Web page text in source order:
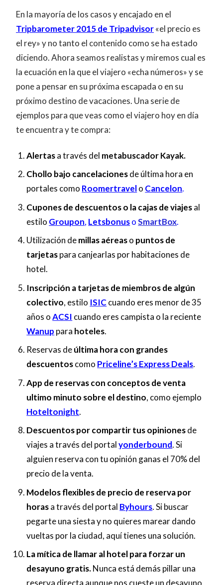
En la mayoría de los casos y encajado en el
Tripbarometer 2015 de Tripadvisor«el precio es
el rey» y no tanto el contenido como se ha estado
diciendo. Ahora seamos realistas y miremos cual es
la ecuación en la que el viajero «echa números» y se
pone a pensar en su próxima escapada o en su
próximo destino de vacaciones. Una serie de
ejemplos para que veas como el viajero hoy en día
te encuentra y te compra:
Alertasa través del metabuscador Kayak.
Chollo bajo cancelacionesde última hora en
portales como Roomertravelo Cancelon.
Cupones de descuentos o la cajas de viajesal
estilo Groupon, LetsbonusoSmartBox.
Utilización demillas aéreaso puntos de
tarjetaspara canjearlas por habitaciones de
hotel.
Inscripción a tarjetas de miembros de algún
colectivo, estilo ISIC cuando eres menor de 35
años oACSI cuando eres campista o la reciente
Wanup para hoteles.
Reservas deúltima hora con grandes
descuentoscomo Priceline’s Express Deals.
App de reservas con conceptos de venta
ultimo minuto sobre el destino, como ejemplo
Hoteltonight.
Descuentos por compartir tus opinionesde
viajes a través del portal yonderbound. Si
alguien reserva con tu opinión ganas el 70% del
precio de la venta.
Modelos flexibles de precio de reserva por
horasa través del portal Byhours. Si buscar
pegarte una siesta y no quieres marear dando
vueltas por la ciudad, aquí tienes una solución.
La mítica de llamar al hotel para forzar un
desayuno gratis.Nunca está demás pillar una
reserva directa aunque nos cueste un desayuno